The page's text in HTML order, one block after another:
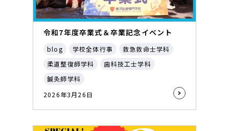
令和7年度卒業式＆卒業記念イベント
blog 学校全体行事
救急救命士学科
柔道整復師学科
歯科技工士学科
鍼灸師学科
2026年3月26日